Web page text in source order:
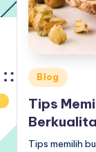
Posted
in
Blog
Tips
Tips memilih